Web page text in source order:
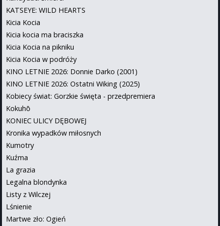
KATSEYE: WILD HEARTS
Kicia Kocia
Kicia kocia ma braciszka
Kicia Kocia na pikniku
Kicia Kocia w podróży
KINO LETNIE 2026: Donnie Darko (2001)
KINO LETNIE 2026: Ostatni Wiking (2025)
Kobiecy świat: Gorzkie święta - przedpremiera
Kokuhō
KONIEC ULICY DĘBOWEJ
Kronika wypadków miłosnych
Kumotry
Kuźma
La grazia
Legalna blondynka
Listy z Wilczej
Lśnienie
Martwe zło: Ogień